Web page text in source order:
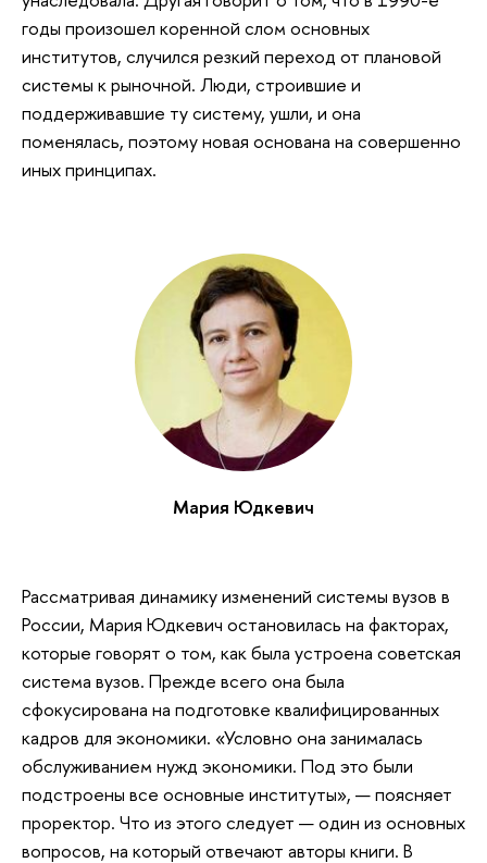
годы произошел коренной слом основных
институтов, случился резкий переход от плановой
системы к рыночной. Люди, строившие и
поддерживавшие ту систему, ушли, и она
поменялась, поэтому новая основана на совершенно
иных принципах.
Мария Юдкевич
Рассматривая динамику изменений системы вузов в
России, Мария Юдкевич остановилась на факторах,
которые говорят о том, как была устроена советская
система вузов. Прежде всего она была
сфокусирована на подготовке квалифицированных
кадров для экономики. «Условно она занималась
обслуживанием нужд экономики. Под это были
подстроены все основные институты», — поясняет
проректор. Что из этого следует — один из основных
вопросов, на который отвечают авторы книги. В